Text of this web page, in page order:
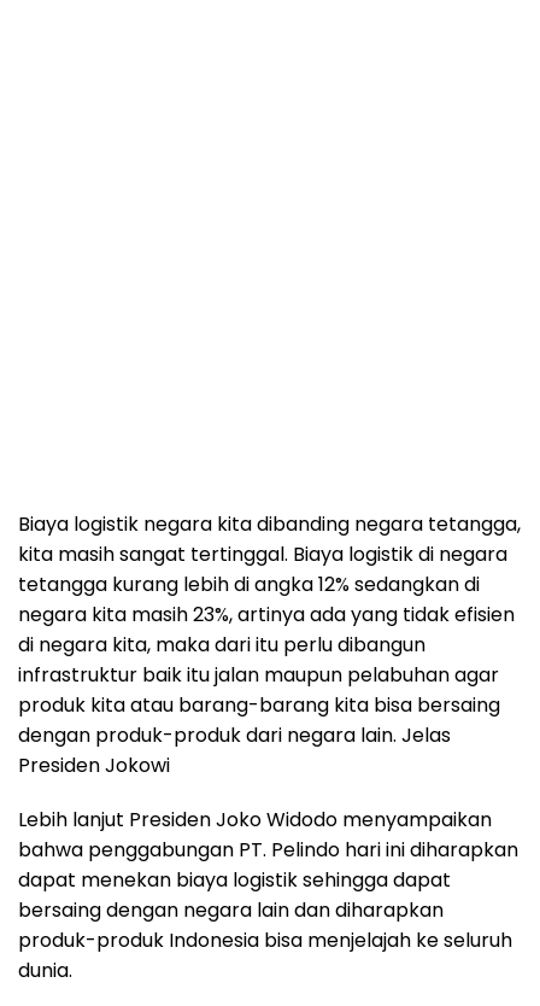
Biaya logistik negara kita dibanding negara tetangga,
kita masih sangat tertinggal. Biaya logistik di negara
tetangga kurang lebih di angka 12% sedangkan di
negara kita masih 23%, artinya ada yang tidak efisien
di negara kita, maka dari itu perlu dibangun
infrastruktur baik itu jalan maupun pelabuhan agar
produk kita atau barang-barang kita bisa bersaing
dengan produk-produk dari negara lain. Jelas
Presiden Jokowi
Lebih lanjut Presiden Joko Widodo menyampaikan
bahwa penggabungan PT. Pelindo hari ini diharapkan
dapat menekan biaya logistik sehingga dapat
bersaing dengan negara lain dan diharapkan
produk-produk Indonesia bisa menjelajah ke seluruh
dunia.